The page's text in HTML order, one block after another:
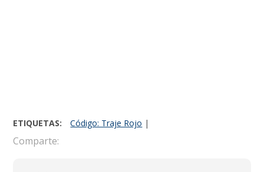
ETIQUETAS: Código: Traje Rojo |
Comparte: